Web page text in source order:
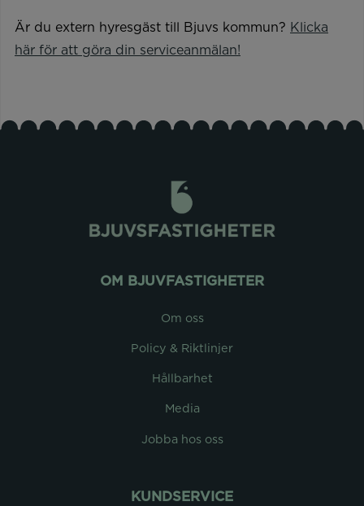
Är du extern hyresgäst till Bjuvs kommun? Klicka
här för att göra din serviceanmälan!
OM BJUVFASTIGHETER
Om oss
Policy & Riktlinjer
Hållbarhet
Media
Jobba hos oss
KUNDSERVICE